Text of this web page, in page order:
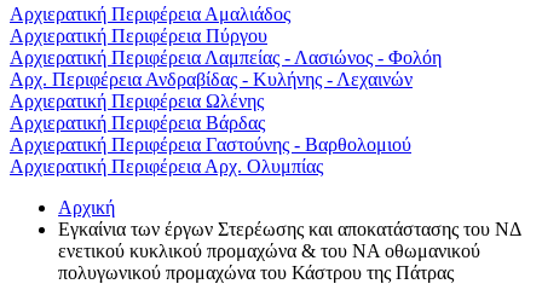
Αρχιερατική Περιφέρεια Αμαλιάδος
Αρχιερατική Περιφέρεια Πύργου
Αρχιερατική Περιφέρεια Λαμπείας - Λασιώνος - Φολόη
Αρχ. Περιφέρεια Ανδραβίδας - Κυλήνης - Λεχαινών
Αρχιερατική Περιφέρεια Ωλένης
Αρχιερατική Περιφέρεια Βάρδας
Αρχιερατική Περιφέρεια Γαστούνης - Βαρθολομιού
Αρχιερατική Περιφέρεια Αρχ. Ολυμπίας
Αρχική
Εγκαίνια των έργων Στερέωσης και αποκατάστασης του ΝΔ
ενετικού κυκλικού προμαχώνα & του ΝΑ οθωμανικού
πολυγωνικού προμαχώνα του Κάστρου της Πάτρας